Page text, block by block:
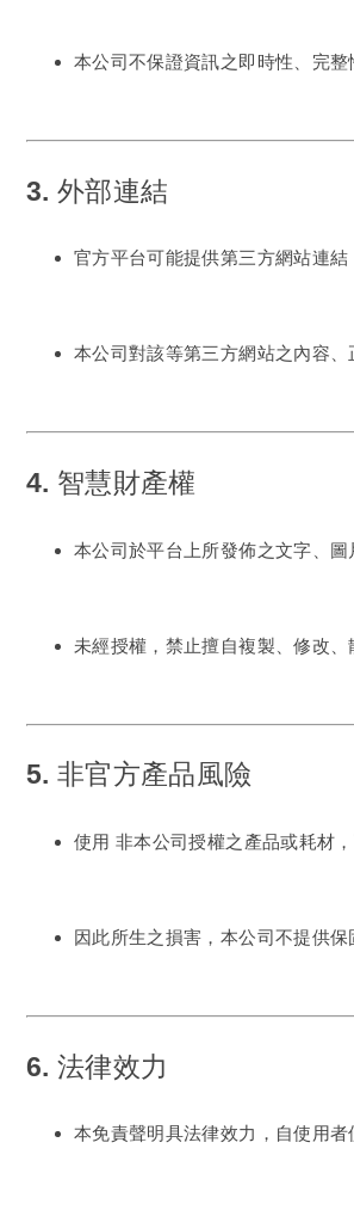
本公司不保證資訊之即時性、完
3. 外部連結
官方平台可能提供第三方網站連結
本公司對該等第三方網站之內容
4. 智慧財產權
本公司於平台上所發佈之文字、
未經授權，禁止擅自複製、修改、
5. 非官方產品風險
使用非本公司授權之產品或耗材
因此所生之損害，本公司不提供保
6. 法律效力
本免責聲明具法律效力，自使用者